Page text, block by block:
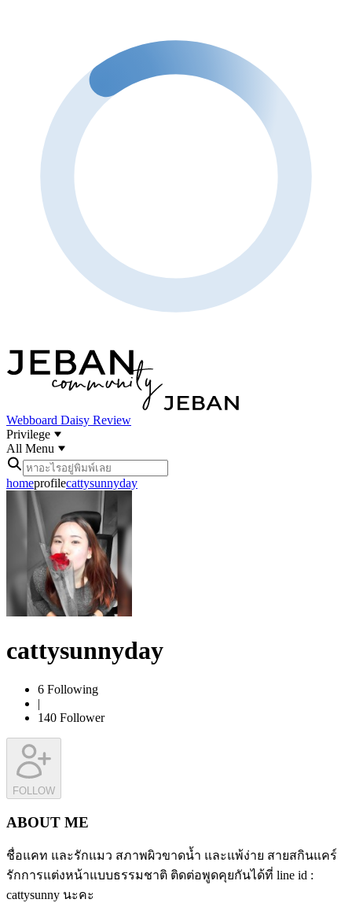
Webboard Daisy Review
Privilege
All Menu
homeprofilecattysunnyday
cattysunnyday
6 Following
|
140 Follower
FOLLOW
ABOUT ME
ชื่อแคท และรักแมว สภาพผิวขาดน้ำ และแพ้ง่าย สายสกินแคร์
รักการแต่งหน้าแบบธรรมชาติ ติดต่อพูดคุยกันได้ที่ line id :
cattysunny นะคะ